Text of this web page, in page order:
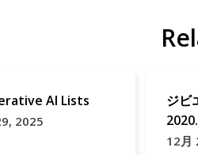
AI Lists
2025
ジビ
12月